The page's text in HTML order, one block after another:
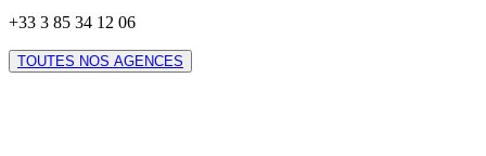
+33 3 85 34 12 06
TOUTES NOS AGENCES